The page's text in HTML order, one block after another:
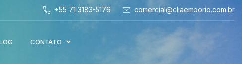
+55 71 3183-5176 comercial@cliaemporio.com.br
CONTATO